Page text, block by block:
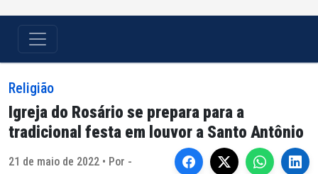
Religião
Igreja do Rosário se prepara para a
tradicional festa em louvor a Santo Antônio
21 de maio de 2022 • Por -